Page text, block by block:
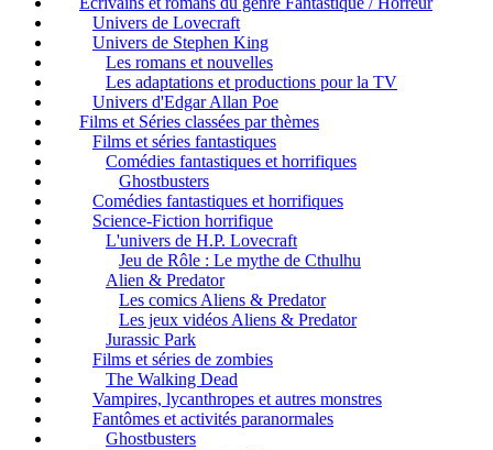
Univers de Lovecraft
Univers de Stephen King
Les romans et nouvelles
Les adaptations et productions pour la TV
Univers d'Edgar Allan Poe
Films et Séries classées par thèmes
Films et séries fantastiques
Comédies fantastiques et horrifiques
Ghostbusters
Comédies fantastiques et horrifiques
Science-Fiction horrifique
L'univers de H.P. Lovecraft
Jeu de Rôle : Le mythe de Cthulhu
Alien & Predator
Les comics Aliens & Predator
Les jeux vidéos Aliens & Predator
Jurassic Park
Films et séries de zombies
The Walking Dead
Vampires, lycanthropes et autres monstres
Fantômes et activités paranormales
Ghostbusters